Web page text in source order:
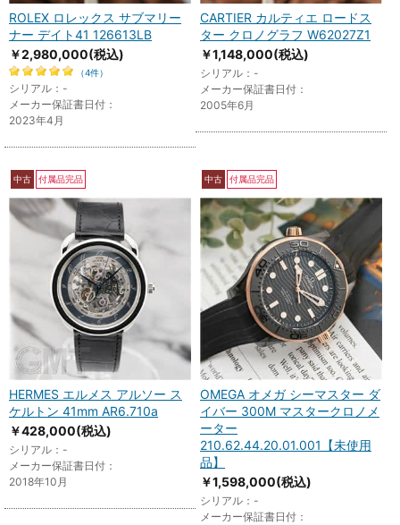
ROLEX ロレックス サブマリー
ナー デイト41 126613LB
￥2,980,000(税込)
（4件）
シリアル：-
メーカー保証書日付：
2023年4月
CARTIER カルティエ ロードス
ター クロノグラフ W62027Z1
￥1,148,000(税込)
シリアル：-
メーカー保証書日付：
2005年6月
中古 付属品完品
HERMES エルメス アルソー ス
ケルトン 41mm AR6.710a
￥428,000(税込)
シリアル：-
メーカー保証書日付：
2018年10月
中古 付属品完品
OMEGA オメガ シーマスター ダ
イバー 300M マスタークロノメ
ーター
210.62.44.20.01.001【未使用
品】
￥1,598,000(税込)
シリアル：-
メーカー保証書日付：